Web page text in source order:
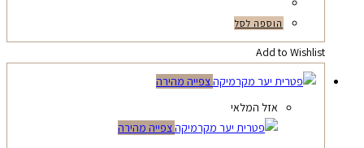
הוספה לסל
Add to Wishlist
צפייה מהירה
אזל המלאי
צפייה מהירה